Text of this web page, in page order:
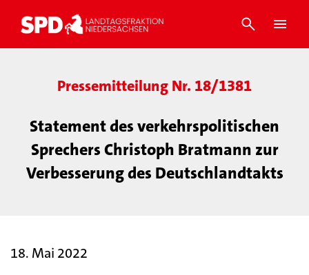
Pressemitteilung Nr. 18/1381
Statement des verkehrspolitischen
Sprechers Christoph Bratmann zur
Verbesserung des Deutschlandtakts
18. Mai 2022